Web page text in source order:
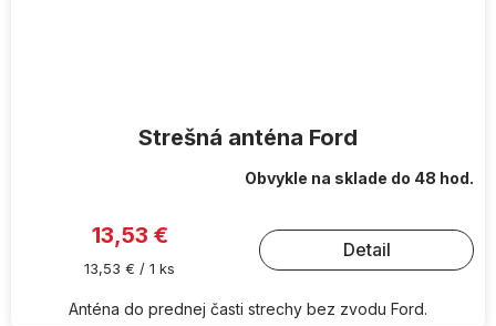
Strešná anténa Ford
Obvykle na sklade do 48 hod.
13,53 €
Jednotková
13,53 € / 1 ks
Detail
Anténa do prednej časti strechy bez zvodu Ford.